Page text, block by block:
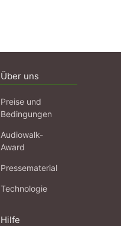
Über uns
Preise und
Bedingungen
Audiowalk-
Award
Pressematerial
Technologie
Hilfe